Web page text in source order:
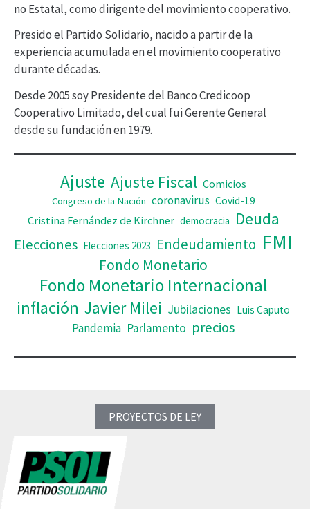
d
e
v
d
e
o
no Estatal, como dirigente del movimiento cooperativo.
Presido el Partido Solidario, nacido a partir de la
experiencia acumulada en el movimiento cooperativo
durante décadas.
Desde 2005 soy Presidente del Banco Credicoop
Cooperativo Limitado, del cual fui Gerente General
desde su fundación en 1979.
Ajuste Ajuste Fiscal Comicios
Congreso de la Nación coronavirus Covid-19
Cristina Fernández de Kirchner democracia Deuda
Elecciones Elecciones 2023 Endeudamiento FMI
Fondo Monetario
Fondo Monetario Internacional
inflación Javier Milei Jubilaciones Luis Caputo
Pandemia Parlamento precios
PROYECTOS DE LEY